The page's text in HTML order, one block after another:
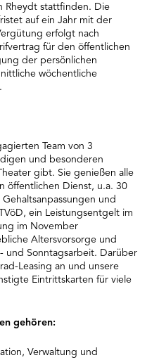
Rheydt stattfinden. Die
auf ein Jahr mit der
erfolgt nach
für den öffentlichen
der persönlichen
wöchentliche
Team von 3
und besonderen
gibt. Sie genießen alle
öffentlichen Dienst, u.a. 30
Gehaltsanpassungen und
ein Leistungsentgelt im
im November
Altersvorsorge und
und Sonntagsarbeit. Darüber
Leasing an und unsere
Eintrittskarten für viele
gehören:
Verwaltung und